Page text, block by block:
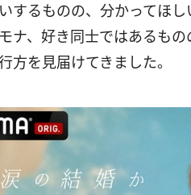
するものの、分かってほ
ナ、好き同士ではあるも
方を見届けてきました。